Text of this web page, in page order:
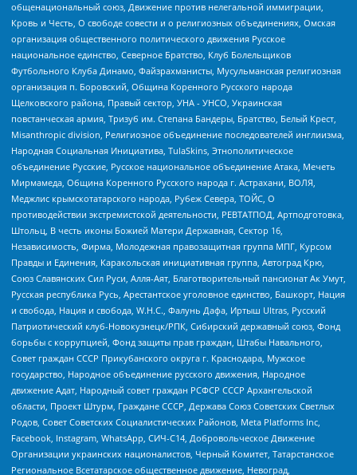
общенациональный союз, Движение против нелегальной иммиграции,
Кровь и Честь, О свободе совести и о религиозных объединениях, Омская
организация общественного политического движения Русское
национальное единство, Северное Братство, Клуб Болельщиков
Футбольного Клуба Динамо, Файзрахманисты, Мусульманская религиозная
организация п. Боровский, Община Коренного Русского народа
Щелковского района, Правый сектор, УНА - УНСО, Украинская
повстанческая армия, Тризуб им. Степана Бандеры, Братство, Белый Крест,
Misanthropic division, Религиозное объединение последователей инглиизма,
Народная Социальная Инициатива, TulaSkins, Этнополитическое
объединение Русские, Русское национальное объединение Атака, Мечеть
Мирмамеда, Община Коренного Русского народа г. Астрахани, ВОЛЯ,
Меджлис крымскотатарского народа, Рубеж Севера, ТОЙС, О
противодействии экстремистской деятельности, РЕВТАТПОД, Артподготовка,
Штольц, В честь иконы Божией Матери Державная, Сектор 16,
Независимость, Фирма, Молодежная правозащитная группа МПГ, Курсом
Правды и Единения, Каракольская инициативная группа, Автоград Крю,
Союз Славянских Сил Руси, Алля-Аят, Благотворительный пансионат Ак Умут,
Русская республика Русь, Арестантское уголовное единство, Башкорт, Нация
и свобода, Нация и свобода, W.H.С., Фалунь Дафа, Иртыш Ultras, Русский
Патриотический клуб-Новокузнецк/РПК, Сибирский державный союз, Фонд
борьбы с коррупцией, Фонд защиты прав граждан, Штабы Навального,
Совет граждан СССР Прикубанского округа г. Краснодара, Мужское
государство, Народное объединение русского движения, Народное
движение Адат, Народный совет граждан РСФСР СССР Архангельской
области, Проект Штурм, Граждане СССР, Держава Союз Советских Светлых
Родов, Совет Советских Социалистических Районов, Meta Platforms Inc,
Facebook, Instagram, WhatsApp, СИЧ-С14, Добровольческое Движение
Организации украинских националистов, Черный Комитет, Татарстанское
Региональное Всетатарское общественное движение, Невоград,